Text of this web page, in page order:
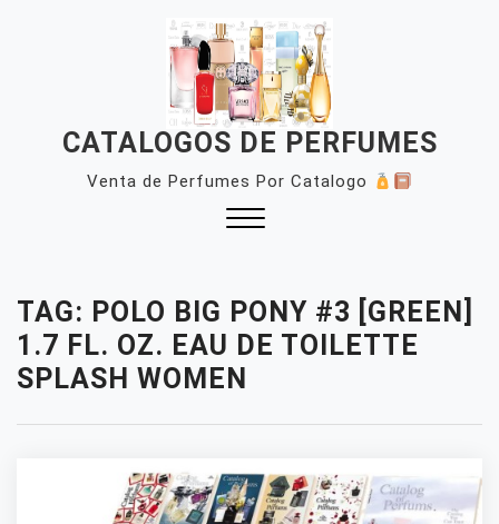
CATALOGOS DE PERFUMES
Venta de Perfumes Por Catalogo
TAG: POLO BIG PONY #3 [GREEN]
1.7 FL. OZ. EAU DE TOILETTE
SPLASH WOMEN